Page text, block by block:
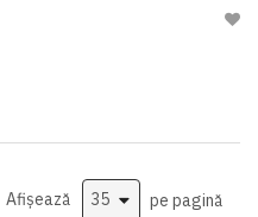
Afișează pe pagină